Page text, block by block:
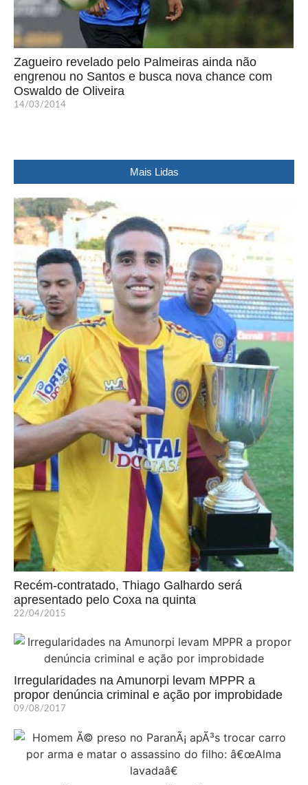
Zagueiro revelado pelo Palmeiras ainda não
engrenou no Santos e busca nova chance com
Oswaldo de Oliveira
14/03/2014
Mais Lidas
Recém-contratado, Thiago Galhardo será
apresentado pelo Coxa na quinta
22/04/2015
Irregularidades na Amunorpi levam MPPR a
propor denúncia criminal e ação por improbidade
09/08/2017